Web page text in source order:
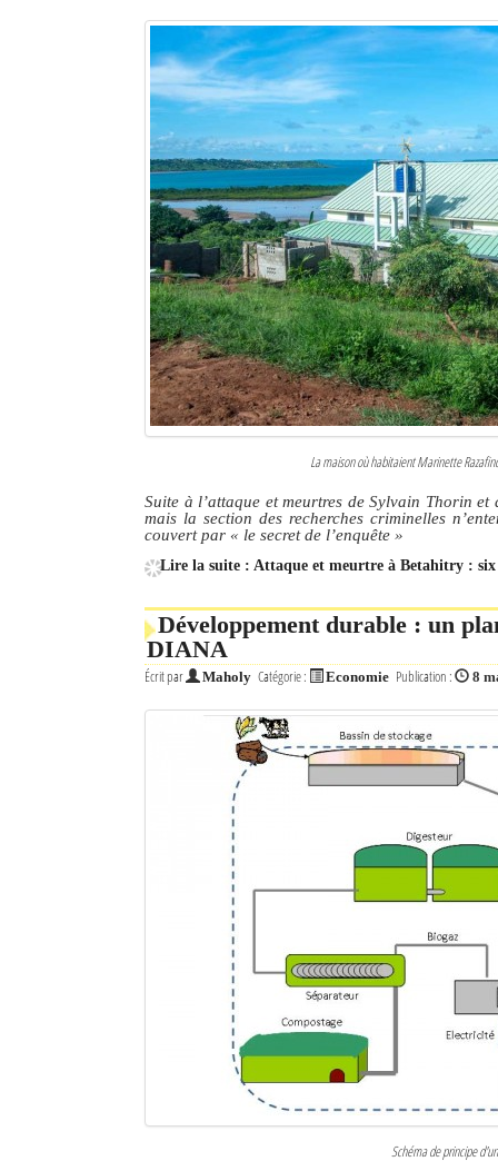
La maison où habitaient Marinette
Suite à l’attaque et meurtres de Sylvain Thorin
mais la section des recherches criminelles
couvert par « le secret de l’enquête »
Lire la suite : Attaque et meurtre à Betahitry : six
Développement durable : un
DIANA
Écrit par Maholy Catégorie : Economie Publication : 8
Schéma de principe